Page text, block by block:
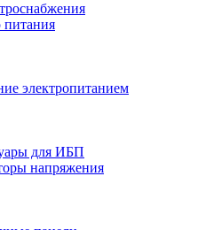
питания
электропитанием
для ИБП
напряжения